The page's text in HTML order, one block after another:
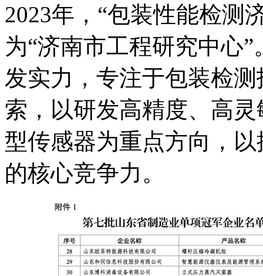
2023年，“包装性能检测
为“济南市工程研究中心
发实力，专注于包装检
索，以研发高精度、高
型传感器为重点方向，
的核心竞争力。